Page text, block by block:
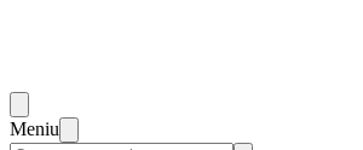
Meniu